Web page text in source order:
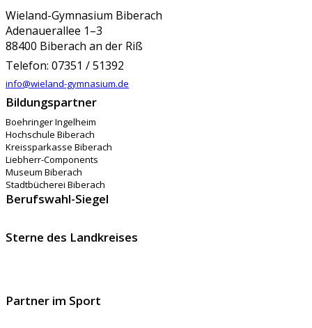
Wieland-Gymnasium Biberach
Adenauerallee 1–3
88400 Biberach an der Riß
Telefon: 07351 / 51392
info@wieland-gymnasium.de
Bildungspartner
Boehringer Ingelheim
Hochschule Biberach
Kreissparkasse Biberach
Liebherr-Components
Museum Biberach
Stadtbücherei Biberach
Berufswahl-Siegel
Sterne des Landkreises
Partner im Sport